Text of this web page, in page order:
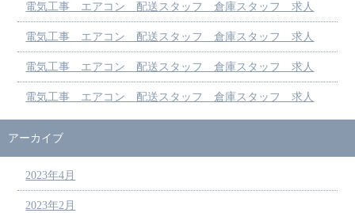
電気工事 エアコン 配送スタッフ 倉庫スタッフ 求人
電気工事 エアコン 配送スタッフ 倉庫スタッフ 求人
電気工事 エアコン 配送スタッフ 倉庫スタッフ 求人
電気工事 エアコン 配送スタッフ 倉庫スタッフ 求人
アーカイブ
2023年4月
2023年2月